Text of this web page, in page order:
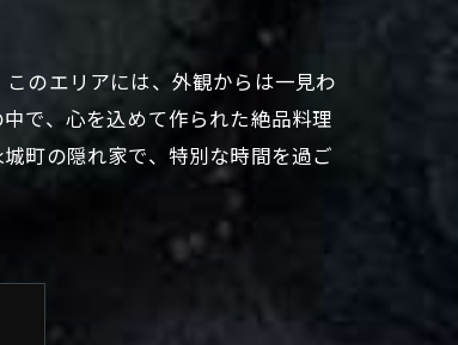
のエリアには、外観からは一見わ
で、心を込めて作られた絶品料理
町の隠れ家で、特別な時間を過ご